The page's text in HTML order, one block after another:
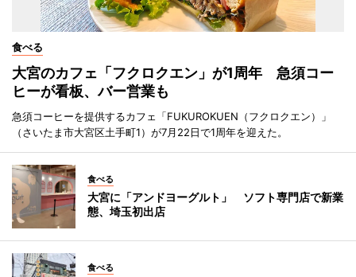
食べる
大宮のカフェ「フクロクエン」が1周年 急須コー
ヒーが看板、バー営業も
急須コーヒーを提供するカフェ「FUKUROKUEN（フクロクエン）」
（さいたま市大宮区土手町1）が7月22日で1周年を迎えた。
食べる
大宮に「アンドヨーグルト」 ソフト専門店で新業
態、埼玉初出店
食べる